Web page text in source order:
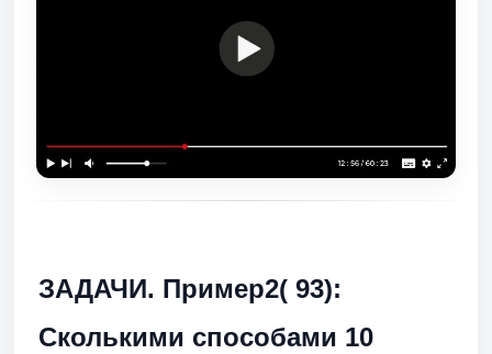
ЗАДАЧИ. Пример2( 93):
Сколькими способами 10